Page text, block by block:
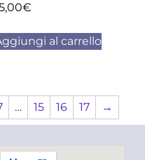
€
al carrello
… 15 16 17 →